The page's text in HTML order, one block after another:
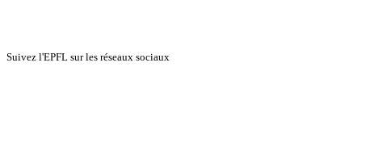
Suivez l'EPFL sur les réseaux sociaux